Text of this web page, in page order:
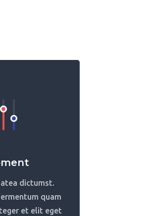
dictumst.
quam
et elit eget